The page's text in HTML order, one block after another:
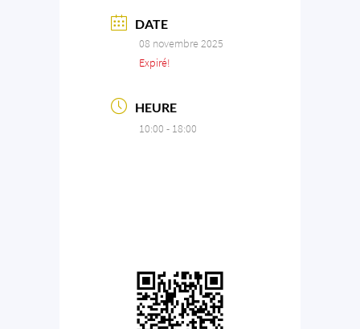
DATE
08 novembre 2025
Expiré!
HEURE
10:00 - 18:00